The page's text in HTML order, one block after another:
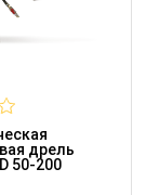
дрель
50-200